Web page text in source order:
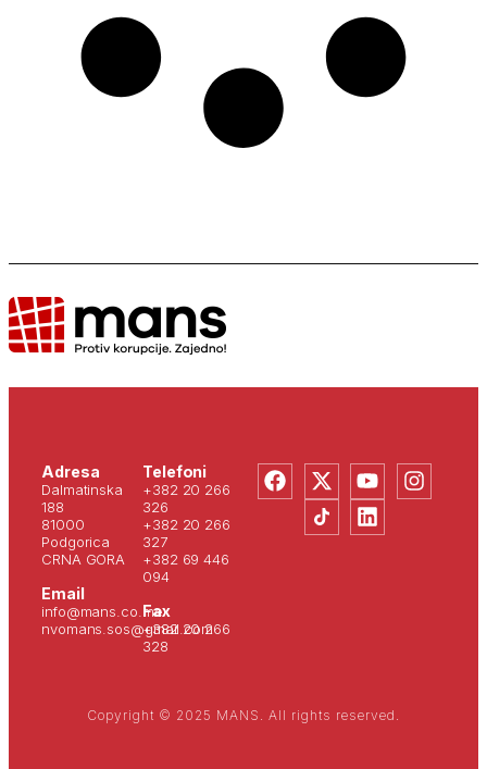
Adresa
Dalmatinska
188
81000
Podgorica
CRNA GORA
Email
info@mans.co.me
nvomans.sos@gmail.com
Telefoni
+382 20 266
326
+382 20 266
327
+382 69 446
094
Fax
+382 20 266
328
Copyright © 2025 MANS. All rights reserved.